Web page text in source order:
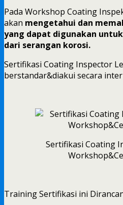
Pada Workshop Coating
akan mengetahui dan
yang dapat digunakan
dari serangan korosi.
Sertifikasi Coating Inspector
berstandar&diakui secara
Sertifikasi Coating
Training Sertifikasi ini